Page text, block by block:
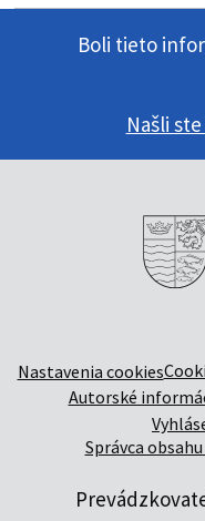
Boli tieto
Našli
Nastavenia cookies
Autorské
Správca